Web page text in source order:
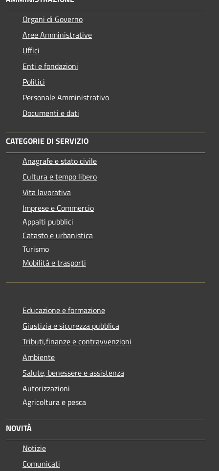
Organi di Governo
Aree Amministrative
Uffici
Enti e fondazioni
Politici
Personale Amministrativo
Documenti e dati
CATEGORIE DI SERVIZIO
Anagrafe e stato civile
Cultura e tempo libero
Vita lavorativa
Imprese e Commercio
Appalti pubblici
Catasto e urbanistica
Turismo
Mobilità e trasporti
Educazione e formazione
Giustizia e sicurezza pubblica
Tributi,finanze e contravvenzioni
Ambiente
Salute, benessere e assistenza
Autorizzazioni
Agricoltura e pesca
NOVITÀ
Notizie
Comunicati